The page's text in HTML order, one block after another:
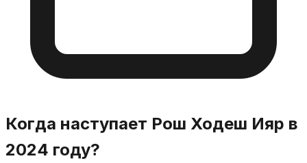
Когда наступает Рош Ходеш Ияр в
2024 году?